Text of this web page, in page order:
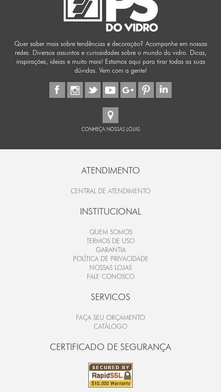
Quer saber mais sobre tendências e decoração? Acompanhe em nossas
redes. Diversos assuntos e curiosidades sobre o mundo do vidro. Dicas,
inspirações, ideias e muito mais! Estamos aqui para tirar todas as suas
dúvidas. Vem com a gente!
CONHEÇA NOSSAS LOJAS
ATENDIMENTO
CENTRAL DE ATENDIMENTO
INSTITUCIONAL
QUEM SOMOS
TERMOS DE USO
GARANTIA
POLÍTICA DE PRIVACIDADE
NOSSAS LOJAS
FALE CONOSCO
SERVICOS
FAÇA SEU ORÇAMENTO
CATÁLOGO
CERTIFICADO DE SEGURANÇA